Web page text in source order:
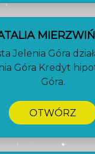
Jelenia Góra
Góra Kredyt
Góra.
OTWÓRZ